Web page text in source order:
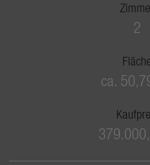
2
ca.